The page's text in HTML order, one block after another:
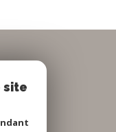
site